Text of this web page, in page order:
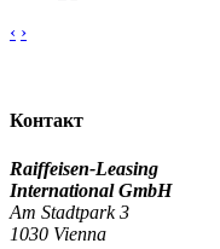
‹ ›
Контакт
Raiffeisen-Leasing
International GmbH
Am Stadtpark 3
1030 Vienna